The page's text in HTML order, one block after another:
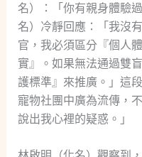
名）：「你有親身體驗
名）冷靜回應：「我沒
官，我必須區分『個人
實』。如果無法通過雙
護標準』來推廣。」這
寵物社團中廣為流傳，
說出我心裡的疑惑。」